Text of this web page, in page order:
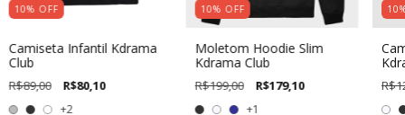
10% OFF
Camiseta Infantil Kdrama
Club
R$89,00 R$80,10
+2
10% OFF
Moletom Hoodie Slim
Kdrama Club
R$199,00 R$179,10
+1
10